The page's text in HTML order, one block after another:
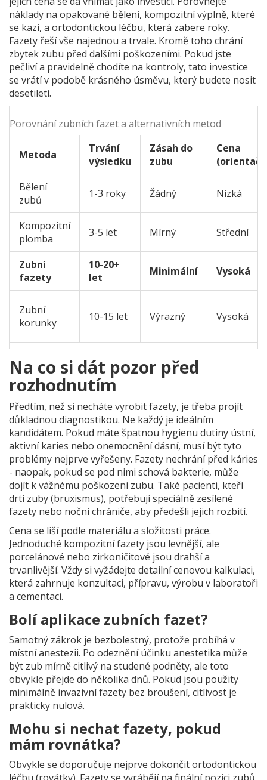
náklady na opakované bělení, kompozitní výplně, které
se kazí, a ortodontickou léčbu, která zabere roky.
Fazety řeší vše najednou a trvale. Kromě toho chrání
zbytek zubu před dalšími poškozeními. Pokud jste
pečliví a pravidelně chodíte na kontroly, tato investice
se vrátí v podobě krásného úsměvu, který budete nosit
desetiletí.
Porovnání zubních fazet a alternativních metod
Metoda
Trvání
výsledku
Zásah do
zubu
Cena
Bělení
zubů
1-3 roky Žádný Nízká
Kompozitní
plomba
3-5 let Mírný Střední
Zubní
fazety
10-20+
let
Minimální Vysoká
Zubní
korunky
10-15 let Výrazný Vysoká
Na co si dát pozor před
rozhodnutím
Předtím, než si necháte vyrobit fazety, je třeba projít
důkladnou diagnostikou. Ne každý je ideálním
kandidátem. Pokud máte špatnou hygienu dutiny ústní,
aktivní karies nebo onemocnění dásní, musí být tyto
problémy nejprve vyřešeny. Fazety nechrání před káries
- naopak, pokud se pod nimi schová bakterie, může
dojít k vážnému poškození zubu. Také pacienti, kteří
drtí zuby (bruxismus), potřebují speciálně zesílené
fazety nebo noční chrániče, aby předešli jejich rozbití.
Cena se liší podle materiálu a složitosti práce.
Jednoduché kompozitní fazety jsou levnější, ale
porcelánové nebo zirkoničitové jsou drahší a
trvanlivější. Vždy si vyžádejte detailní cenovou kalkulaci,
která zahrnuje konzultaci, přípravu, výrobu v laboratoři
a cementaci.
Bolí aplikace zubních fazet?
Samotný zákrok je bezbolestný, protože probíhá v
místní anestezii. Po odeznění účinku anestetika může
být zub mírně citlivý na studené podněty, ale toto
obvykle přejde do několika dnů. Pokud jsou použity
minimálně invazivní fazety bez broušení, citlivost je
prakticky nulová.
Mohu si nechat fazety, pokud
mám rovnátka?
Obvykle se doporučuje nejprve dokončit ortodontickou